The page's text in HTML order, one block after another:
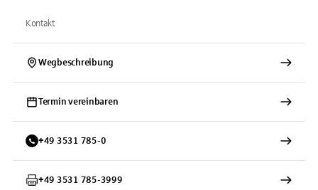
Kontakt
Wegbeschreibung
Termin vereinbaren
+49 3531 785-0
+49 3531 785-3999